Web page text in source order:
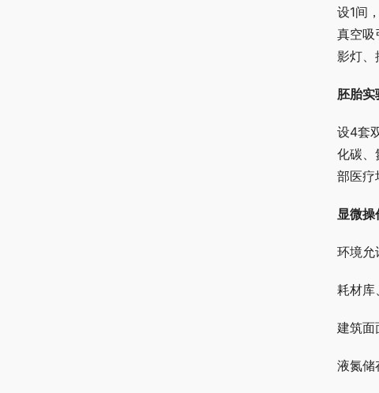
设1间
真空吸
影灯、
胚胎实
设4套
化碳、
部医疗
显微操
环境允
耗材库
建筑面
液氮储